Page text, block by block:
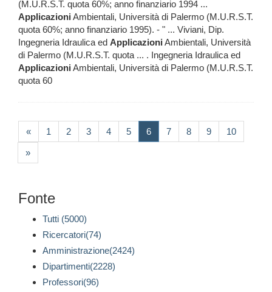
(M.U.R.S.T. quota 60%; anno finanziario 1994 ...
Applicazioni Ambientali, Università di Palermo (M.U.R.S.T.
quota 60%; anno finanziario 1995). - " ... Viviani, Dip.
Ingegneria Idraulica ed Applicazioni Ambientali, Università
di Palermo (M.U.R.S.T. quota ... . Ingegneria Idraulica ed
Applicazioni Ambientali, Università di Palermo (M.U.R.S.T.
quota 60
« 1 2 3 4 5 6(current)
7 8 9 10
»
Fonte
Tutti (5000)
Ricercatori(74)
Amministrazione(2424)
Dipartimenti(2228)
Professori(96)